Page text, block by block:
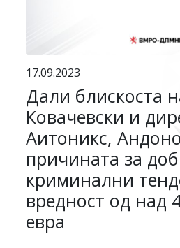
17.09.2023
Дали блискоста
Ковачевски и
Аитоникс,
причината за
криминални
вредност од над
евра